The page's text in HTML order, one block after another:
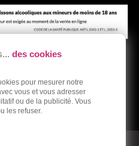
des cookies
pour mesurer notre
vous et vous adresser
ou de la publicité. Vous
les refuser.